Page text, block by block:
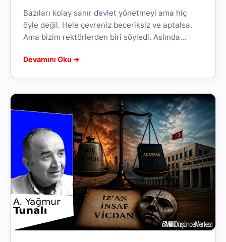
Bazıları kolay sanır devlet yönetmeyi ama hiç
öyle değil. Hele çevreniz beceriksiz ve aptalsa.
Ama bizim rektörlerden biri söyledi. Aslında
Devamını Oku ➔